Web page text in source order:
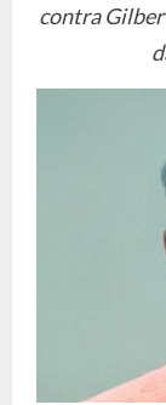
contra